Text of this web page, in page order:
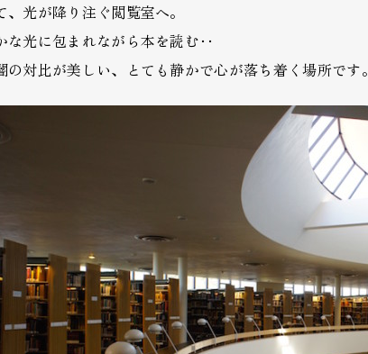
、光が降り注ぐ閲覧室へ。
な光に包まれながら本を読む‥
の対比が美しい、とても静かで心が落ち着く場所です。